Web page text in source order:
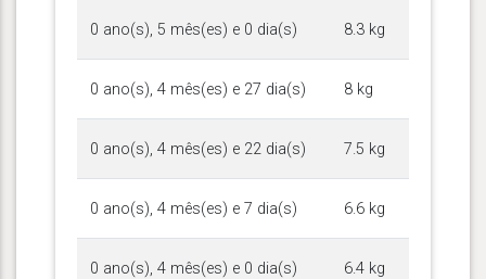
0 ano(s), 5 mês(es) e 0 dia(s) 8.3 kg
0 ano(s), 4 mês(es) e 27 dia(s) 8 kg
0 ano(s), 4 mês(es) e 22 dia(s) 7.5 kg
0 ano(s), 4 mês(es) e 7 dia(s) 6.6 kg
0 ano(s), 4 mês(es) e 0 dia(s) 6.4 kg